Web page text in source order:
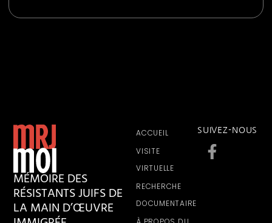
MÉMOIRE DES
RÉSISTANTS JUIFS DE
LA MAIN D’ŒUVRE
ACCUEIL
VISITE
VIRTUELLE
RECHERCHE
DOCUMENTAIRE
SUIVEZ-NOUS